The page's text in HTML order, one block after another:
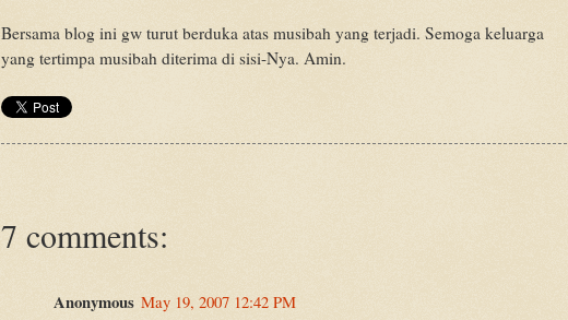
Bersama blog ini gw turut berduka atas musibah yang terjadi. Semoga keluarga
yang tertimpa musibah diterima di sisi-Nya. Amin.
7 comments:
Anonymous May 19, 2007 12:42 PM